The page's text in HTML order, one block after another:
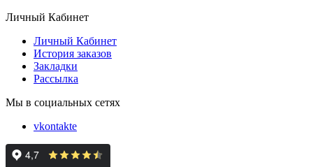
Личный Кабинет
Личный Кабинет
История заказов
Закладки
Рассылка
Мы в социальных сетях
vkontakte